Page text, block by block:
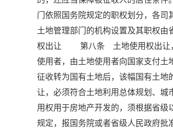
门依照国务院规定的职权划分，各
土地管理部门的机构设置及其职权
权出让 第八条 土地使用权出让，
使用者，由土地使用者向国家支付
征收转为国有土地后，该幅国有土
让，必须符合土地利用总体规划、
用权用于房地产开发的，须根据省
规定，报国务院或者省级人民政府